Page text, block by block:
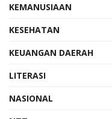
KEMANUSIAAN
KESEHATAN
KEUANGAN DAERAH
LITERASI
NASIONAL